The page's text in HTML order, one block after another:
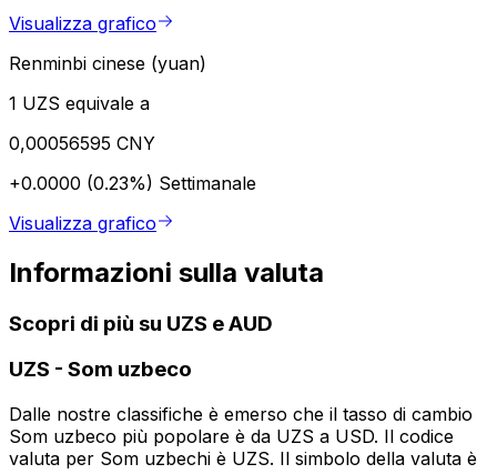
Visualizza grafico
Renminbi cinese (yuan)
1 UZS equivale a
0,00056595 CNY
+0.0000 (0.23%) Settimanale
Visualizza grafico
Informazioni sulla valuta
Scopri di più su UZS e AUD
UZS - Som uzbeco
Dalle nostre classifiche è emerso che il tasso di cambio
Som uzbeco più popolare è da UZS a USD. Il codice
valuta per Som uzbechi è UZS. Il simbolo della valuta è